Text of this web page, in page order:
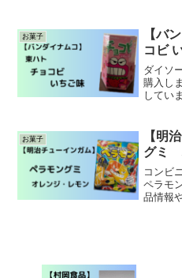
お菓子
【バ
コビ
ダイソ
購入し
してい
お菓子
【明
グミ
コンビ
ペラモ
品情報